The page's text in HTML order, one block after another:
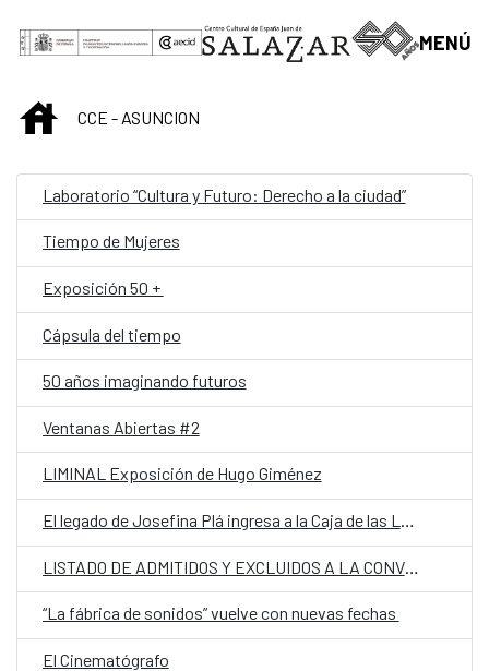
Saltar al contenido principal
MENÚ
INICIOCCE - ASUNCION
Laboratorio “Cultura y Futuro: Derecho a la ciudad”
Tiempo de Mujeres
Exposición 50 +
Cápsula del tiempo
50 años imaginando futuros
Ventanas Abiertas #2
LIMINAL Exposición de Hugo Giménez
El legado de Josefina Plá ingresa a la Caja de las Letras del Instituto Cervantes
LISTADO DE ADMITIDOS Y EXCLUIDOS A LA CONVOCATORIA DE PERSONAL LABORAL TEMPORAL EN RÉGIMEN DE INTERINIDAD POR SUSTITUCIÓN, EN LA EMBAJADA DE ESPAÑA EN ASUNCIÓN, PARAGUAY, CON LA CATEGORIA DE OFICIAL
“La fábrica de sonidos” vuelve con nuevas fechas
El Cinematógrafo